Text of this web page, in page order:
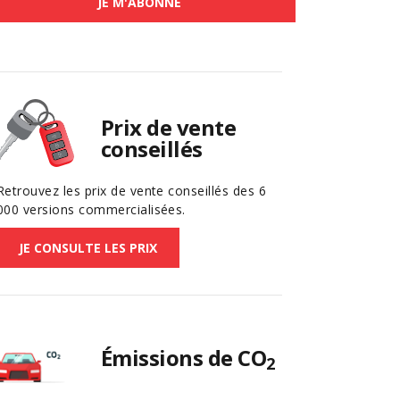
Prix de vente
conseillés
les prix de vente conseillés des 6
versions commercialisées.
JE CONSULTE LES PRIX
Émissions de CO2